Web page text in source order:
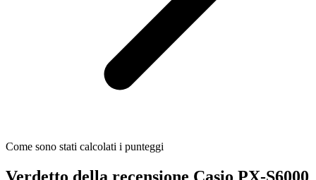
Come sono stati calcolati i punteggi
Verdetto della recensione Casio PX-S6000